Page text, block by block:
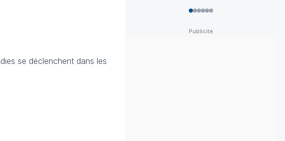
se déclenchent dans les
012345